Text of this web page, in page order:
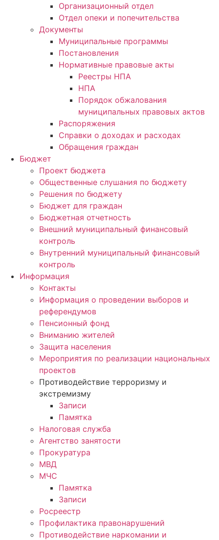
Организационный отдел
Отдел опеки и попечительства
Документы
Муниципальные программы
Постановления
Нормативные правовые акты
Реестры НПА
НПА
Порядок обжалования
муниципальных правовых актов
Распоряжения
Справки о доходах и расходах
Обращения граждан
Бюджет
Проект бюджета
Общественные слушания по бюджету
Решения по бюджету
Бюджет для граждан
Бюджетная отчетность
Внешний муниципальный финансовый
контроль
Внутренний муниципальный финансовый
контроль
Информация
Контакты
Информация о проведении выборов и
референдумов
Пенсионный фонд
Вниманию жителей
Защита населения
Мероприятия по реализации национальных
проектов
Противодействие терроризму и
экстремизму
Записи
Памятка
Налоговая служба
Агентство занятости
Прокуратура
МВД
МЧС
Памятка
Записи
Росреестр
Профилактика правонарушений
Противодействие наркомании и